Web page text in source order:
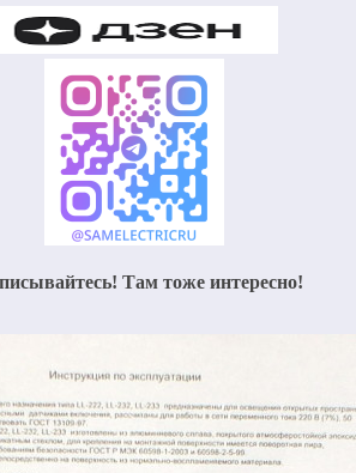
Там тоже интересно!